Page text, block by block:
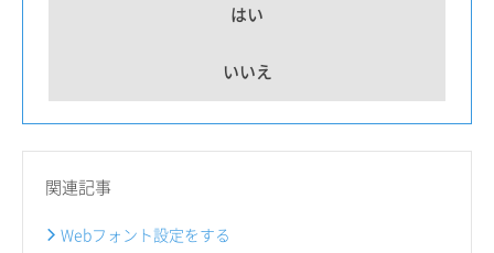
はい
いいえ
関連記事
Webフォント設定をする